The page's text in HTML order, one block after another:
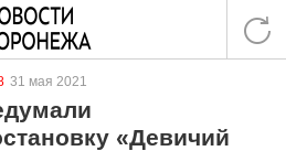
31 мая 2021
«Девичий